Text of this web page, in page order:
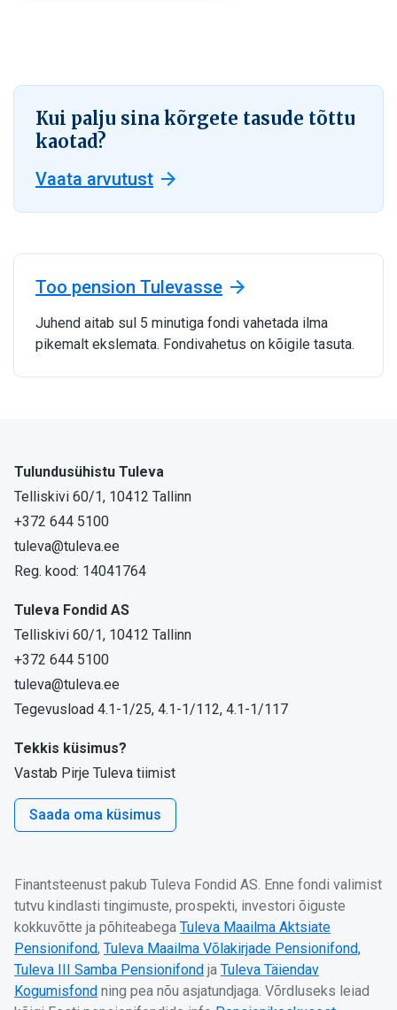
Kui palju sina kõrgete tasude tõttu
kaotad?
Vaata arvutust
Too pension Tulevasse
Juhend aitab sul 5 minutiga fondi vahetada ilma
pikemalt ekslemata. Fondivahetus on kõigile tasuta.
Tulundusühistu Tuleva
Telliskivi 60/1, 10412 Tallinn
+372 644 5100
tuleva@tuleva.ee
Reg. kood: 14041764
Tuleva Fondid AS
Telliskivi 60/1, 10412 Tallinn
+372 644 5100
tuleva@tuleva.ee
Tegevusload 4.1-1/25, 4.1-1/112, 4.1-1/117
Tekkis küsimus?
Vastab Pirje Tuleva tiimist
Saada oma küsimus
Finantsteenust pakub Tuleva Fondid AS. Enne fondi valimist
tutvu kindlasti tingimuste, prospekti, investori õiguste
kokkuvõtte ja põhiteabega Tuleva Maailma Aktsiate
Pensionifond, Tuleva Maailma Võlakirjade Pensionifond,
Tuleva III Samba Pensionifond ja Tuleva Täiendav
Kogumisfond ning pea nõu asjatundjaga. Võrdluseks leiad